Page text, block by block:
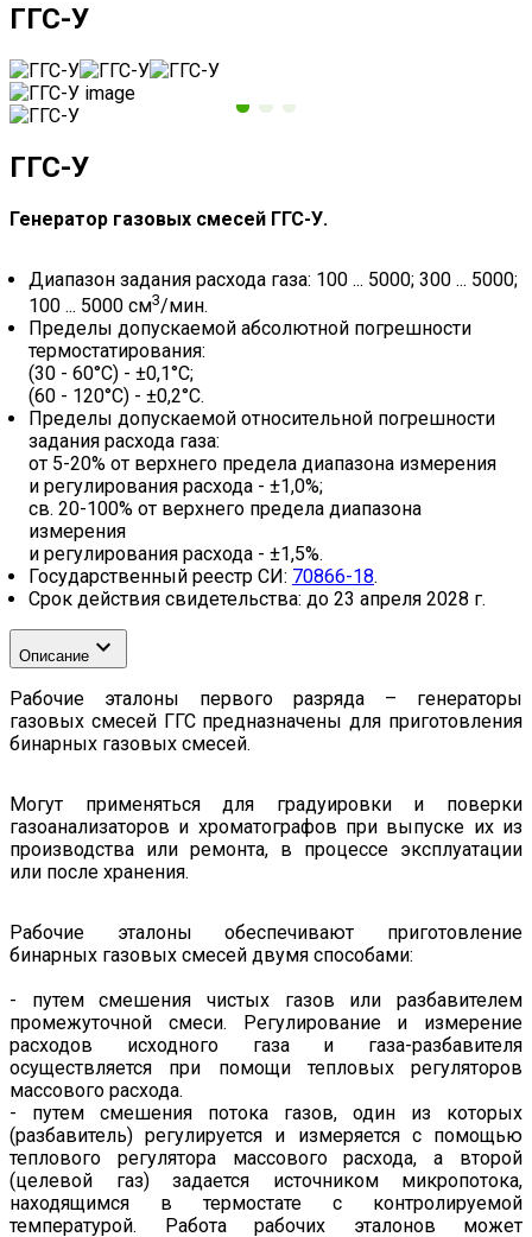
ГГС-У
ГГС-У
Генератор газовых смесей ГГС-У.
Диапазон задания расхода газа: 100 ... 5000; 300 ... 5000;
100 ... 5000 см3/мин.
Пределы допускаемой абсолютной погрешности
термостатирования:
(30 - 60°С) - ±0,1°С;
(60 - 120°С) - ±0,2°С.
Пределы допускаемой относительной погрешности
задания расхода газа:
от 5-20% от верхнего предела диапазона измерения
и регулирования расхода - ±1,0%;
св. 20-100% от верхнего предела диапазона
измерения
и регулирования расхода - ±1,5%.
Государственный реестр СИ: 70866-18.
Срок действия свидетельства: до 23 апреля 2028 г.
Описание
Рабочие эталоны первого разряда – генераторы
газовых смесей ГГС предназначены для приготовления
бинарных газовых смесей.
Могут применяться для градуировки и поверки
газоанализаторов и хроматографов при выпуске их из
производства или ремонта, в процессе эксплуатации
или после хранения.
Рабочие эталоны обеспечивают приготовление
бинарных газовых смесей двумя способами:
- путем смешения чистых газов или разбавителем
промежуточной смеси. Регулирование и измерение
расходов исходного газа и газа-разбавителя
осуществляется при помощи тепловых регуляторов
массового расхода.
- путем смешения потока газов, один из которых
(разбавитель) регулируется и измеряется с помощью
теплового регулятора массового расхода, а второй
(целевой газ) задается источником микропотока,
находящимся в термостате с контролируемой
температурой. Работа рабочих эталонов может